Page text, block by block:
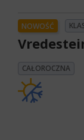
NOWOŚĆ
CAŁOROCZNA